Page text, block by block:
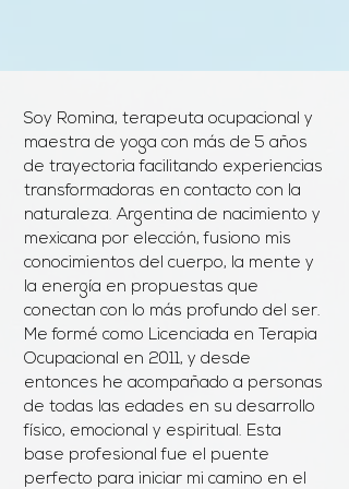
Soy Romina, terapeuta ocupacional y
maestra de yoga con más de 5 años
de trayectoria facilitando experiencias
transformadoras en contacto con la
naturaleza. Argentina de nacimiento y
mexicana por elección, fusiono mis
conocimientos del cuerpo, la mente y
la energía en propuestas que
conectan con lo más profundo del ser.
Me formé como Licenciada en Terapia
Ocupacional en 2011, y desde
entonces he acompañado a personas
de todas las edades en su desarrollo
físico, emocional y espiritual. Esta
base profesional fue el puente
perfecto para iniciar mi camino en el